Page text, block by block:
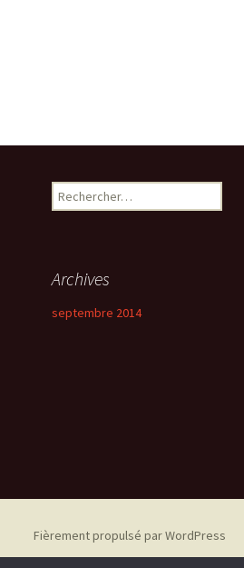
Rechercher :
Archives
septembre 2014
Fièrement propulsé par WordPress